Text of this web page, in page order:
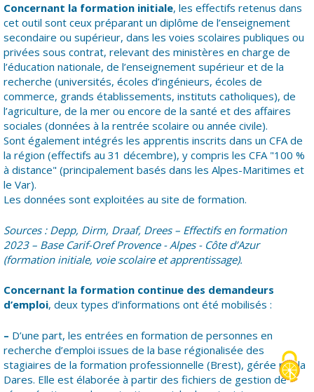
Concernant la formation initiale, les effectifs retenus dans
cet outil sont ceux préparant un diplôme de l’enseignement
secondaire ou supérieur, dans les voies scolaires publiques ou
privées sous contrat, relevant des ministères en charge de
l’éducation nationale, de l’enseignement supérieur et de la
recherche (universités, écoles d’ingénieurs, écoles de
commerce, grands établissements, instituts catholiques), de
l’agriculture, de la mer ou encore de la santé et des affaires
sociales (données à la rentrée scolaire ou année civile).
Sont également intégrés les apprentis inscrits dans un CFA de
la région (effectifs au 31 décembre), y compris les CFA "100 %
à distance" (principalement basés dans les Alpes-Maritimes et
le Var).
Les données sont exploitées au site de formation.
Sources : Depp, Dirm, Draaf, Drees – Effectifs en formation
2023 – Base Carif-Oref Provence - Alpes - Côte d’Azur
(formation initiale, voie scolaire et apprentissage).
Concernant la formation continue des demandeurs
d’emploi, deux types d’informations ont été mobilisés :
– D’une part, les entrées en formation de personnes en
recherche d’emploi issues de la base régionalisée des
stagiaires de la formation professionnelle (Brest), gérée par la
Dares. Elle est élaborée à partir des fichiers de gestion de